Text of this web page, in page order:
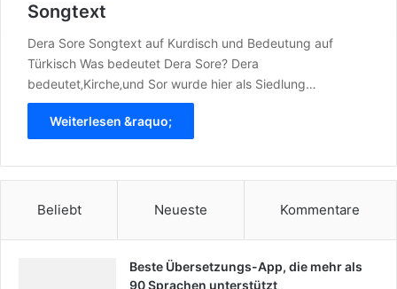
Songtext
Dera Sore Songtext auf Kurdisch und Bedeutung auf
Türkisch Was bedeutet Dera Sore? Dera
bedeutet‚Kirche‚und Sor wurde hier als Siedlung…
Weiterlesen &raquo;
Beliebt Neueste Kommentare
Beste Übersetzungs-App, die mehr als
90 Sprachen unterstützt